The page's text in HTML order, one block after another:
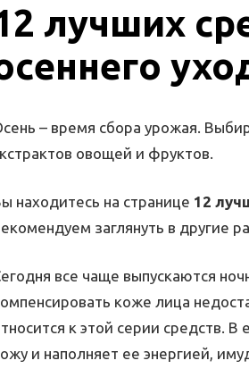
лучших
– время сбора урожая.
овощей и фруктов.
находитесь на странице 12
заглянуть в другие
все чаще выпускаются
коже лица
к этой серии средств. В
и наполняет ее энергией,